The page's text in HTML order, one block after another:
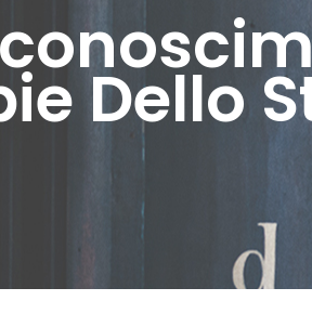
Dello